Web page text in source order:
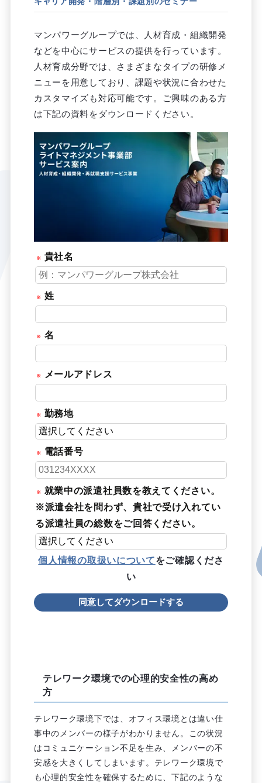
マンパワーグループでは、人材育成・組織開発
などを中心にサービスの提供を行っています。
人材育成分野では、さまざまなタイプの研修メ
ニューを用意しており、課題や状況に合わせた
カスタマイズも対応可能です。ご興味のある方
は下記の資料をダウンロードください。
貴社名
姓
名
メールアドレス
勤務地
電話番号
就業中の派遣社員数を教えてください。
※派遣会社を問わず、貴社で受け入れてい
る派遣社員の総数をご回答ください。
個人情報の取扱いについてをご確認くださ
い
テレワーク環境での心理的安全性の高め
方
テレワーク環境下では、オフィス環境とは違い仕
事中のメンバーの様子がわかりません。この状況
はコミュニケーション不足を生み、メンバーの不
安感を大きくしてしまいます。テレワーク環境で
も心理的安全性を確保するために、下記のような